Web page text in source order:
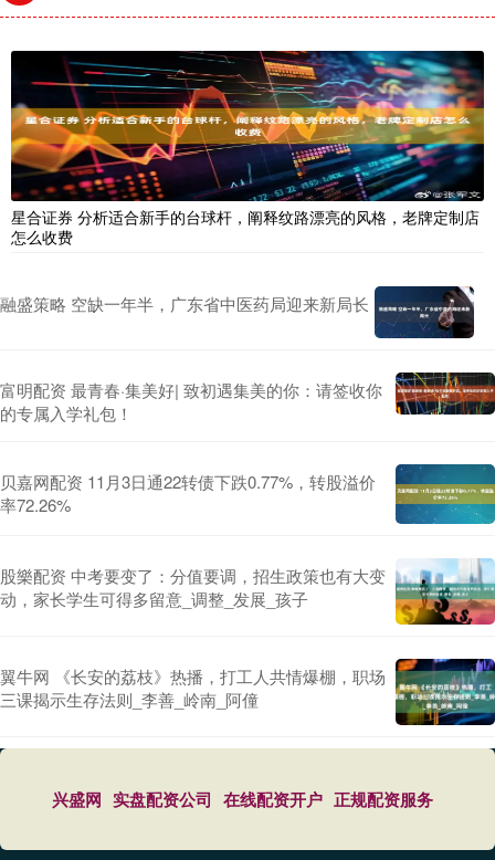
星合证券 分析适合新手的台球杆，阐释纹路漂亮的风格，老牌定制店
怎么收费
融盛策略 空缺一年半，广东省中医药局迎来新局长
富明配资 最青春·集美好| 致初遇集美的你：请签收你
的专属入学礼包！
贝嘉网配资 11月3日通22转债下跌0.77%，转股溢价
率72.26%
股樂配资 中考要变了：分值要调，招生政策也有大变
动，家长学生可得多留意_调整_发展_孩子
翼牛网 《长安的荔枝》热播，打工人共情爆棚，职场
三课揭示生存法则_李善_岭南_阿僮
兴盛网 实盘配资公司 在线配资开户 正规配资服务